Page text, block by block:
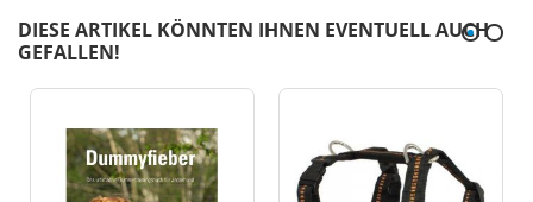
DIESE ARTIKEL KÖNNTEN IHNEN EVENTUELL AUCH
GEFALLEN!